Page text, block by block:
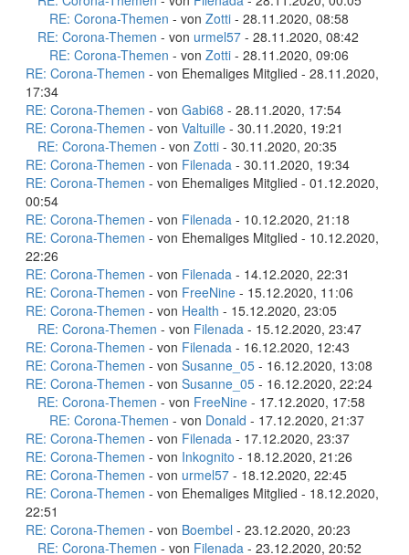
RE: Corona-Themen - von Zotti - 28.11.2020, 08:58
RE: Corona-Themen - von urmel57 - 28.11.2020, 08:42
RE: Corona-Themen - von Zotti - 28.11.2020, 09:06
RE: Corona-Themen - von Ehemaliges Mitglied - 28.11.2020,
17:34
RE: Corona-Themen - von Gabi68 - 28.11.2020, 17:54
RE: Corona-Themen - von Valtuille - 30.11.2020, 19:21
RE: Corona-Themen - von Zotti - 30.11.2020, 20:35
RE: Corona-Themen - von Filenada - 30.11.2020, 19:34
RE: Corona-Themen - von Ehemaliges Mitglied - 01.12.2020,
00:54
RE: Corona-Themen - von Filenada - 10.12.2020, 21:18
RE: Corona-Themen - von Ehemaliges Mitglied - 10.12.2020,
22:26
RE: Corona-Themen - von Filenada - 14.12.2020, 22:31
RE: Corona-Themen - von FreeNine - 15.12.2020, 11:06
RE: Corona-Themen - von Health - 15.12.2020, 23:05
RE: Corona-Themen - von Filenada - 15.12.2020, 23:47
RE: Corona-Themen - von Filenada - 16.12.2020, 12:43
RE: Corona-Themen - von Susanne_05 - 16.12.2020, 13:08
RE: Corona-Themen - von Susanne_05 - 16.12.2020, 22:24
RE: Corona-Themen - von FreeNine - 17.12.2020, 17:58
RE: Corona-Themen - von Donald - 17.12.2020, 21:37
RE: Corona-Themen - von Filenada - 17.12.2020, 23:37
RE: Corona-Themen - von Inkognito - 18.12.2020, 21:26
RE: Corona-Themen - von urmel57 - 18.12.2020, 22:45
RE: Corona-Themen - von Ehemaliges Mitglied - 18.12.2020,
22:51
RE: Corona-Themen - von Boembel - 23.12.2020, 20:23
RE: Corona-Themen - von Filenada - 23.12.2020, 20:52